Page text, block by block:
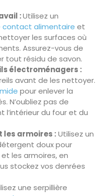
:Utilisez un
alimentaire et
les surfaces où
Assurez-vous de
tout résidu de savon.
électroménagers :
avant de les nettoyer.
pour enlever la
N’oubliez pas de
du four et du
les armoires :Utilisez un
doux pour
les armoires, en
stockez vos denrées
une serpillière